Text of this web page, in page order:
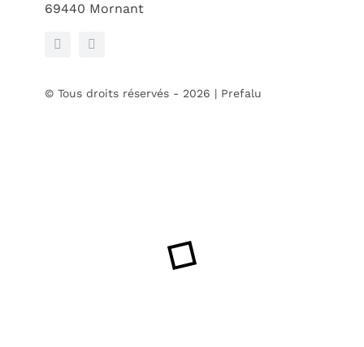
69440 Mornant
© Tous droits réservés - 2026 | Prefalu